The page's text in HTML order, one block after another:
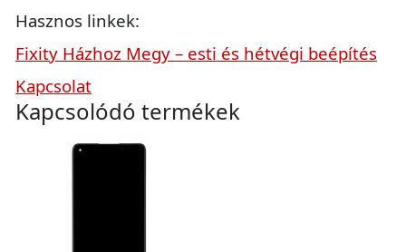
Hasznos linkek:
Fixity Házhoz Megy – esti és hétvégi beépítés
Kapcsolat
Kapcsolódó termékek